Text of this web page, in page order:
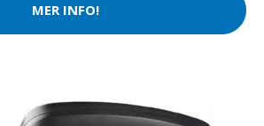
MER INFO!